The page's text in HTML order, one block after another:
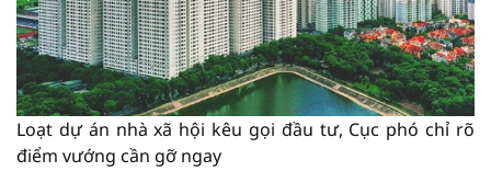
Loạt dự án nhà xã hội kêu gọi đầu tư, Cục phó chỉ rõ
điểm vướng cần gỡ ngay